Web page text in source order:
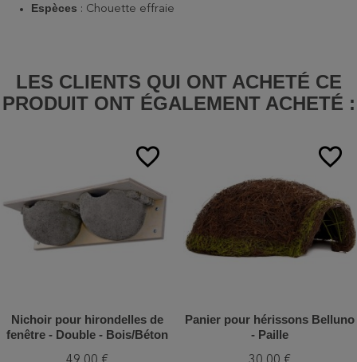
Espèces : Chouette effraie
LES CLIENTS QUI ONT ACHETÉ CE
PRODUIT ONT ÉGALEMENT ACHETÉ :
favorite_border
Nichoir pour hirondelles de
fenêtre - Double - Bois/Béton
favorite_border
Panier pour hérissons Belluno
- Paille